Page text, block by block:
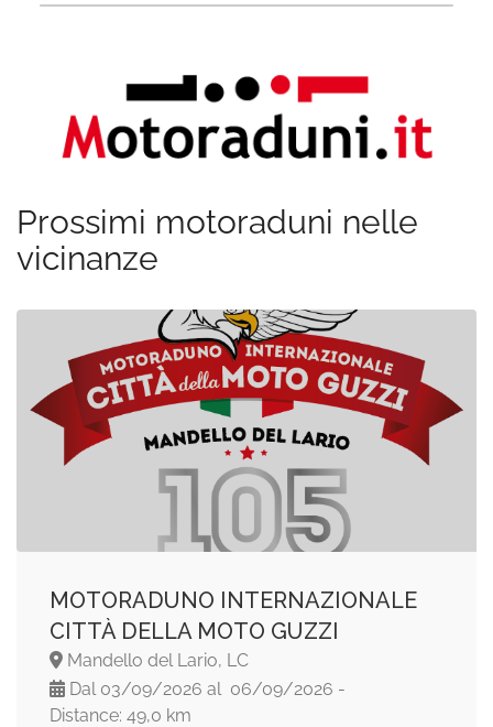
Prossimi motoraduni nelle
vicinanze
MOTORADUNO INTERNAZIONALE
CITTÀ DELLA MOTO GUZZI
Mandello del Lario, LC
Dal 03/09/2026 al 06/09/2026 -
Distance: 49,0 km